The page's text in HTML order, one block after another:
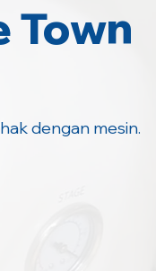
Town
dengan mesin.